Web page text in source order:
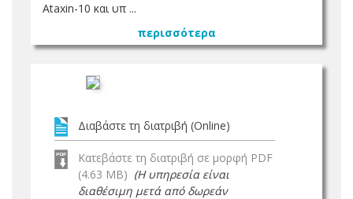
Ataxin-10 και υπ ...
περισσότερα
Διαβάστε τη διατριβή (Online)
Κατεβάστε τη διατριβή σε μορφή PDF
(4.63 MB) (Η υπηρεσία είναι
διαθέσιμη μετά από δωρεάν